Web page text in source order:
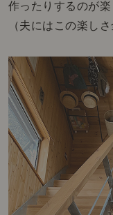
作ったりするのが
（夫にはこの楽し